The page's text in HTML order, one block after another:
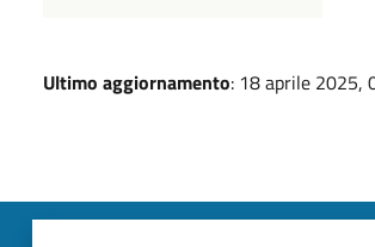
Ultimo aggiornamento: 18 aprile 2025,